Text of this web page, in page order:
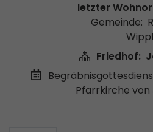
letzter
Gemeinde:
Friedhof:
Pfarrkirche